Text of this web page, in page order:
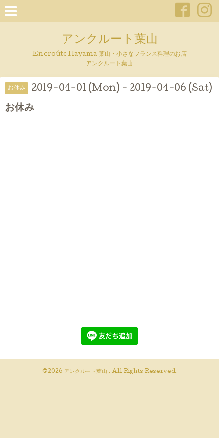
アンクルート葉山
En croûte Hayama 葉山・小さなフランス料理のお店
アンクルート葉山
お休み 2019-04-01 (Mon) - 2019-04-06 (Sat)
お休み
©2026 アンクルート葉山 . All Rights Reserved.